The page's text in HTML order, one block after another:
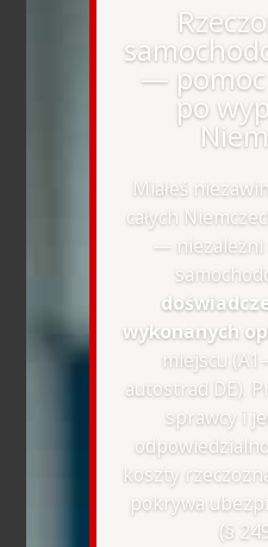
—
po
Miałeś
całych
— niezależni
wykonanych
miejscu
autostrad DE).
sprawcy i
koszty
pokrywa
(§